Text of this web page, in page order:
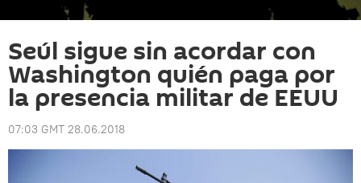
Seúl sigue sin acordar con
Washington quién paga por
la presencia militar de EEUU
07:03 GMT 28.06.2018